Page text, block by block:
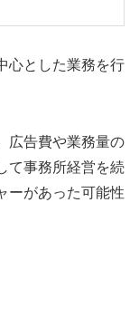
心とした業務を行
広告費や業務量の
て事務所経営を続
ーがあった可能性